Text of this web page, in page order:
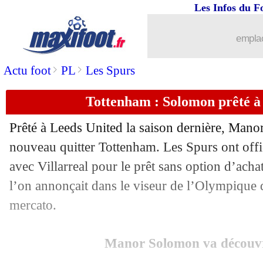
Actu foot> PL > Les Spurs
Les Infos du
Tottenham : Solomon prêté
Prêté à Leeds United la saison dernière,
nouveau quitter Tottenham. Les Spurs ont
avec Villarreal pour le prêt sans option
l’on annonçait dans le viseur de l’Olympique
mercato.
Manor Solomon va
PSG: le Milan AC a pensé à
02/09 OM
02/09 Tottenham: les premiers mots de
02/09 Chelsea: Disasi, l'OM et Monaco ont
02/09 OM: Rabiot toujours dans
02/09 Reims: Zabi, le Paris FC a offert 20
: contrat résilié pour Dele Alli